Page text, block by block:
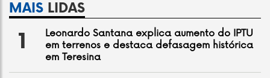
MAIS LIDAS
1
Leonardo Santana explica aumento do IPTU
em terrenos e destaca defasagem histórica
em Teresina